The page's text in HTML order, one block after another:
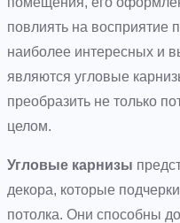
повлиять на восприятие
наиболее интересных и
являются угловые
преобразить не только
целом.
Угловые карнизы
декора, которые
потолка. Они способны